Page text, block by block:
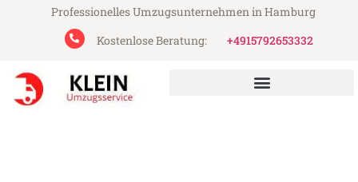
Professionelles Umzugsunternehmen in Hamburg
Kostenlose Beratung:
+4915792653332